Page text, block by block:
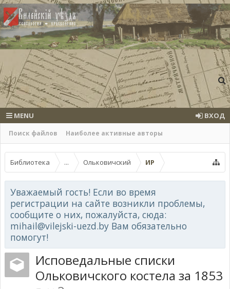
Поиск файлов Наиболее активные авторы
MENU ВХОД
Библиотека ... Ольковичский ИР
Уважаемый гость! Если во время
регистрации на сайте возникли проблемы,
сообщите о них, пожалуйста, сюда:
mihail@vilejski-uezd.by Вам обязательно
помогут!
Исповедальные списки
Ольковичского костела за 1853